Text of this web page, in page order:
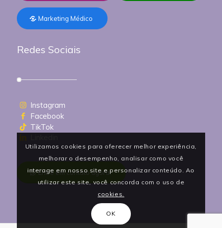
Marketing Médico
Redes Sociais
Instagram
Facebook
TikTok
Entre em contato agora!
Utilizamos cookies para oferecer melhor experiência,
melhorar o desempenho, analisar como você
interage em nosso site e personalizar conteúdo. Ao
utilizar este site, você concorda com o uso de
cookies.
OK